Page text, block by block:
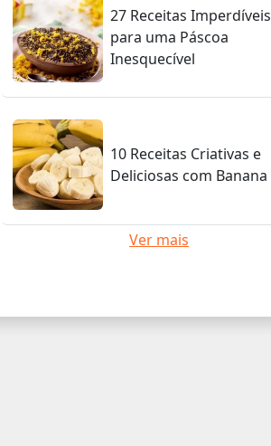
27 Receitas Imperdíveis
para uma Páscoa
Inesquecível
10 Receitas Criativas e
Deliciosas com Banana
Ver mais